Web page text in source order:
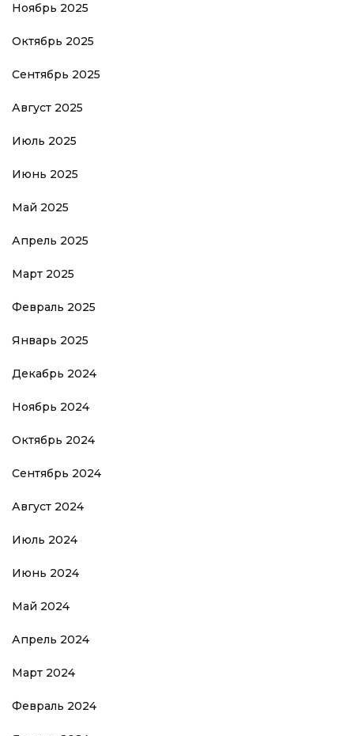
Ноябрь 2025
Октябрь 2025
Сентябрь 2025
Август 2025
Июль 2025
Июнь 2025
Май 2025
Апрель 2025
Март 2025
Февраль 2025
Январь 2025
Декабрь 2024
Ноябрь 2024
Октябрь 2024
Сентябрь 2024
Август 2024
Июль 2024
Июнь 2024
Май 2024
Апрель 2024
Март 2024
Февраль 2024